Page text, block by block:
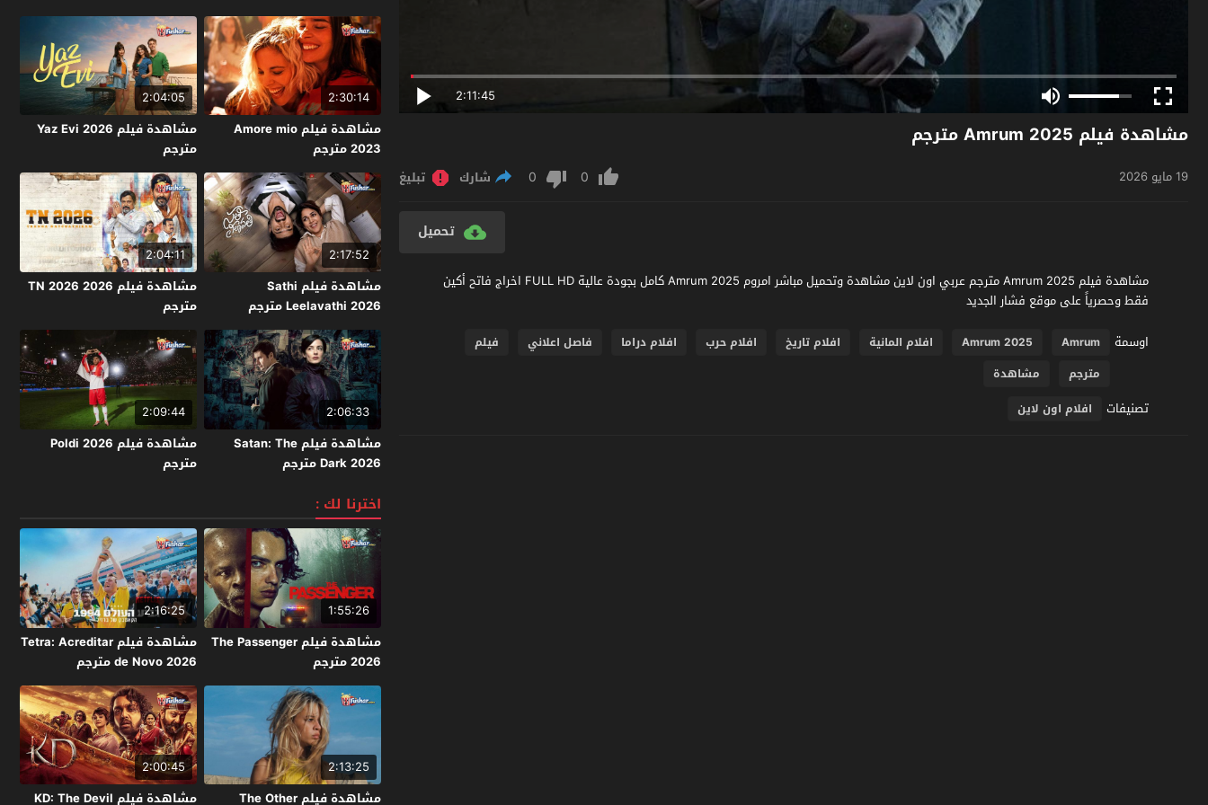
2:11:45
مشاهدة فيلم Amrum 2025 مترجم
19 مايو 2026 0
0 شارك تبليغ
تحميل
مشاهدة فيلم Amrum 2025 مترجم عربي اون لاين مشاهدة وتحميل مباشر امروم Amrum 2025 كامل بجودة عالية FULL HD اخراج فاتح أكين
فقط وحصرياً على موقع فشار الجديد
اوسمة
Amrum
Amrum 2025 افلام المانية افلام تاريخ افلام حرب افلام دراما فاصل اعلاني
فيلم
مترجم
مشاهدة
تصنيفات افلام اون لاين
2:30:14
مشاهدة فيلم Amore mio
2023 مترجم
2:04:05
مشاهدة فيلم Yaz Evi 2026
مترجم
2:17:52
مشاهدة فيلم Sathi
Leelavathi 2026 مترجم
2:04:11
مشاهدة فيلم TN 2026 2026
مترجم
2:06:33
مشاهدة فيلم Satan: The
Dark 2026 مترجم
2:09:44
مشاهدة فيلم Poldi 2026
مترجم
اخترنا لك :
1:55:26
مشاهدة فيلم The Passenger
2026 مترجم
2:16:25
مشاهدة فيلم Tetra: Acreditar
de Novo 2026 مترجم
2:13:25
مشاهدة فيلم The Other
2:00:45
مشاهدة فيلم KD: The Devil